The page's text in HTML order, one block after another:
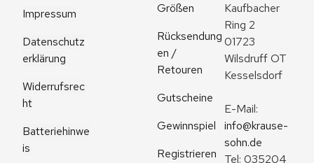
Impressum
Datenschutz
erklärung
Widerrufsrec
ht
Batteriehinwe
is
Größen
Rücksendung
en /
Retouren
Gutscheine
Gewinnspiel
Registrieren
Kaufbacher
Ring 2
01723
Wilsdruff OT
Kesselsdorf
info@krause-
sohn.de
Tel: 035204